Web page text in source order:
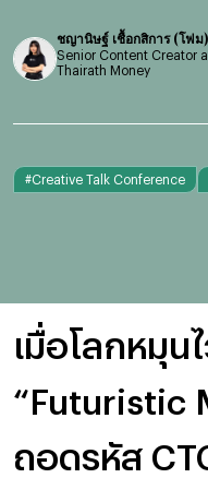
ชญานิษฐ์ เชื้อกสิการ (โฟม)
Senior Content Creator
Thairath Money
#Creative Talk Conference
เมื่อโลกหมุน
“Futuristic
ถอดรหัส